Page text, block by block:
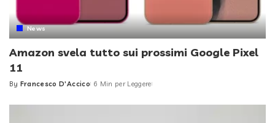
News
Amazon svela tutto sui prossimi Google Pixel
11
Posted
By Francesco D'Accico 6 Min per Leggere